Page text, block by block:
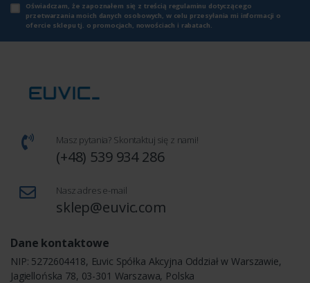
Oświadczam, że zapoznałem się z treścią regulaminu dotyczącego
przetwarzania moich danych osobowych, w celu przesyłania mi informacji o
ofercie sklepu tj. o promocjach, nowościach i rabatach.
Masz pytania? Skontaktuj się z nami!
(+48) 539 934 286
Nasz adres e-mail
sklep@euvic.com
Dane kontaktowe
NIP: 5272604418, Euvic Spółka Akcyjna Oddział w Warszawie,
Jagiellońska 78, 03-301 Warszawa, Polska